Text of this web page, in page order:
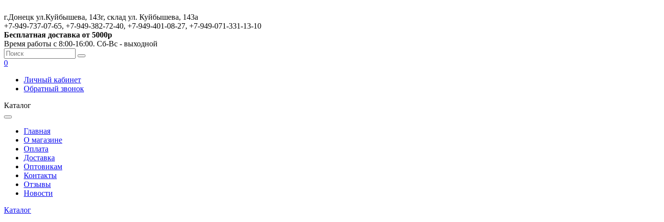
г.Донецк ул.Куйбышева, 143г, склад ул. Куйбышева, 143а
+7-949-737-07-65, +7-949-382-72-40, +7-949-401-08-27, +7-949-071-331-13-10
Бесплатная доставка от 5000р
Время работы с 8:00-16:00. Сб-Вс - выходной
0
Личный кабинет
Обратный звонок
Каталог
Главная
О магазине
Оплата
Доставка
Оптовикам
Контакты
Отзывы
Новости
Каталог